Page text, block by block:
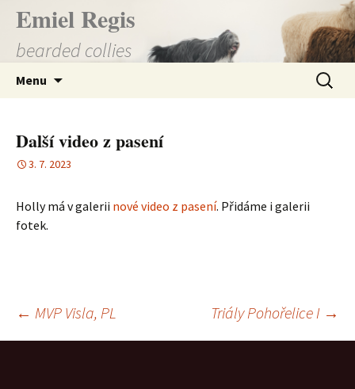
Přejít
obsahu
Emiel Regis
bearded collies
Menu
Další video z pasení
3. 7. 2023
Holly má v galerii nové video z pasení. Přidáme i galerii
fotek.
Navigace
← MVP Visla, PL Triály Pohořelice I →